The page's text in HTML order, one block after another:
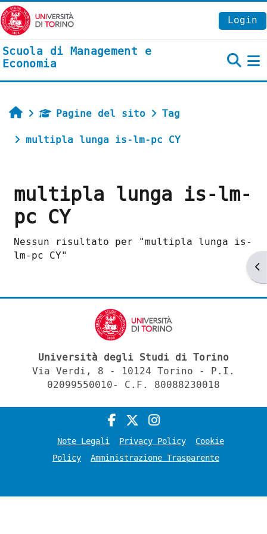
Vai al contenuto principale
Login
Scuola di Management e
Economia
HomePagine del sito
Tag
multipla lunga is-lm-pc CY
multipla lunga is-lm-
pc CY
Nessun risultato per "multipla lunga is-
lm-pc CY"
Università degli Studi di Torino
Via Verdi, 8 - 10124 Torino - P.I.
02099550010- C.F. 80088230018
Note Legali Privacy Policy
Cookie
Policy
Amministrazione Trasparente